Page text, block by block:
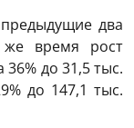
два
время рост
до 31,5 тыс.
до 147,1 тыс.